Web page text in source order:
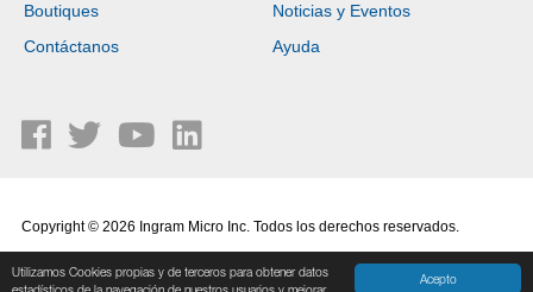
Acepto
Utilizamos Cookies propias y de terceros para obtener datos
Boutiques
Noticias y Eventos
Contáctanos
Ayuda
Copyright © 2026 Ingram Micro Inc. Todos los derechos reservados.